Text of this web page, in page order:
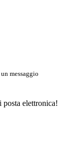
messaggio
elettronica!